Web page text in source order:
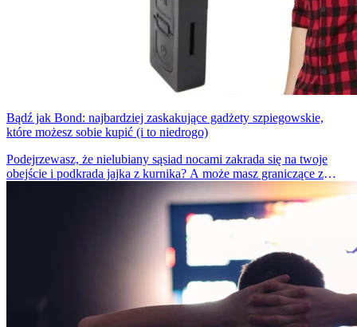
Bądź jak Bond: najbardziej zaskakujące gadżety szpiegowskie,
które możesz sobie kupić (i to niedrogo)
Podejrzewasz, że nielubiany sąsiad nocami zakrada się na twoje
obejście i podkrada jajka z kurnika? A może masz graniczące z
pewnością podejrzenie, że twój proboszcz jest świetnie
zakamuflowanym agentem Służby Wywiadu Zagranicznego
Federacji Rosyjskiej (czyli następczyni niesławnego KGB)? Oto
jedne ze scenariuszy, w których wręcz idealnie sprawdzą się
poniższe gadżety szpiegowskie. Nie powstydziłby się ich nawet
słynny agent 007, a wcale nie kosztują fortuny. Oczywiście uważaj,
bo niewłaściwie prowadzona inwigilacja może być przestępstwem,
a więc CKM ostrzega: przed użyciem któregokolwiek z tych
wynalazków skonsultuj się z prawnikiem lub swoim dzielnicowym!